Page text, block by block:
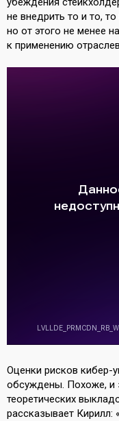
не внедрить то и то,
но от этого не менее
к применению
Оценки рисков кибер-
обсуждены. Похоже, и
теоретических
рассказывает